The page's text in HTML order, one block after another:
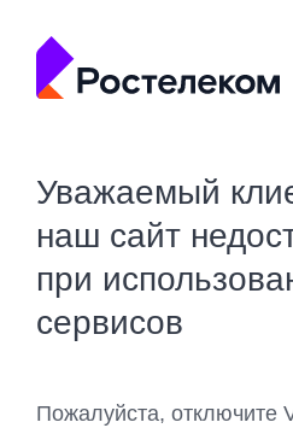
Уважаемый
наш сайт
при
сервисов
Пожалуйста, отключите